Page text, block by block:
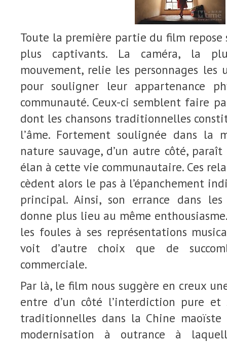
Toute la première partie du film repose
plus captivants. La caméra, la
mouvement, relie les personnages les
pour souligner leur appartenance
communauté. Ceux-ci semblent faire
dont les chansons traditionnelles
l’âme. Fortement soulignée dans la
nature sauvage, d’un autre côté,
élan à cette vie communautaire. Ces
cèdent alors le pas à l’épanchement
principal. Ainsi, son errance dans
donne plus lieu au même
les foules à ses représentations
voit d’autre choix que de
commerciale.
Par là, le film nous suggère en creux
entre d’un côté l’interdiction pure et
traditionnelles dans la Chine
modernisation à outrance à